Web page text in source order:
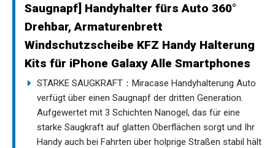
Saugnapf] Handyhalter fürs Auto 360°
Drehbar, Armaturenbrett
Windschutzscheibe KFZ Handy Halterung
Kits für iPhone Galaxy Alle Smartphones
STARKE SAUGKRAFT：Miracase Handyhalterung Auto
verfügt über einen Saugnapf der dritten Generation.
Aufgewertet mit 3 Schichten Nanogel, das für eine
starke Saugkraft auf glatten Oberflächen sorgt und Ihr
Handy auch bei Fahrten über holprige Straßen stabil hält